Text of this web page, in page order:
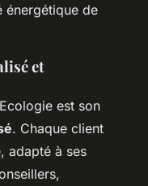
énergétique de
et
est son
. Chaque client
adapté à ses